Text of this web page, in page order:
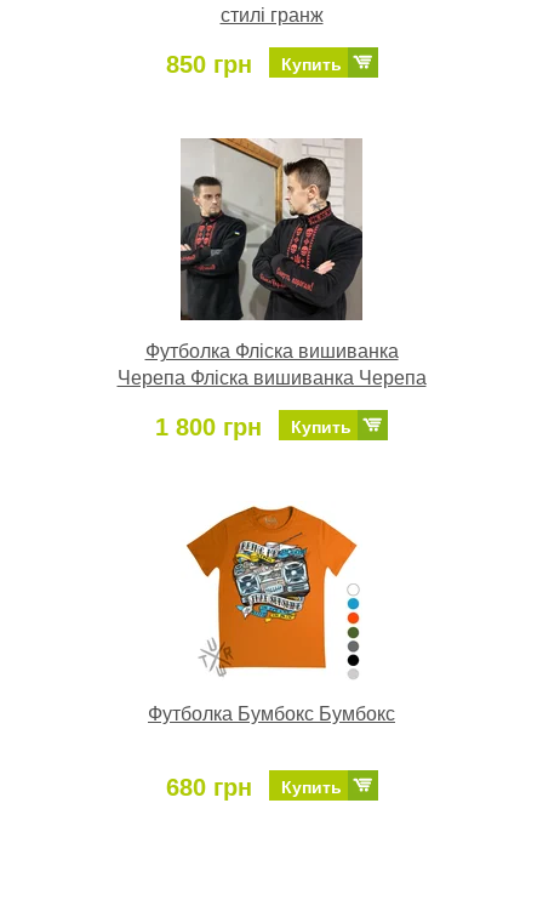
стилі гранж
850 грн Купить
Футболка Фліска вишиванка
Черепа Фліска вишиванка Черепа
1 800 грн Купить
Футболка Бумбокс Бумбокс
680 грн Купить